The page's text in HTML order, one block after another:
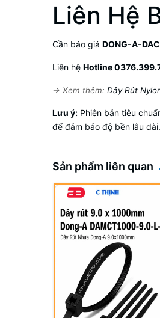
Liên Hệ
Cần báo giá DONG-A-
Liên hệ Hotline
→ Xem thêm: Dây Rút
Lưu ý: Phiên bản tiêu
để đảm bảo độ bền lâu dài.
Sản phẩm liên quan